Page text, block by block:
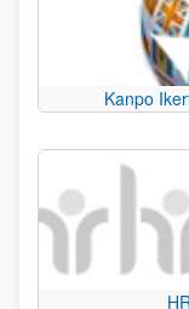
Kanpo